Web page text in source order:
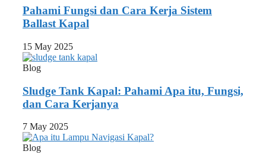
Pahami Fungsi dan Cara Kerja Sistem
Ballast Kapal
15 May 2025
Blog
Sludge Tank Kapal: Pahami Apa itu, Fungsi,
dan Cara Kerjanya
7 May 2025
Blog